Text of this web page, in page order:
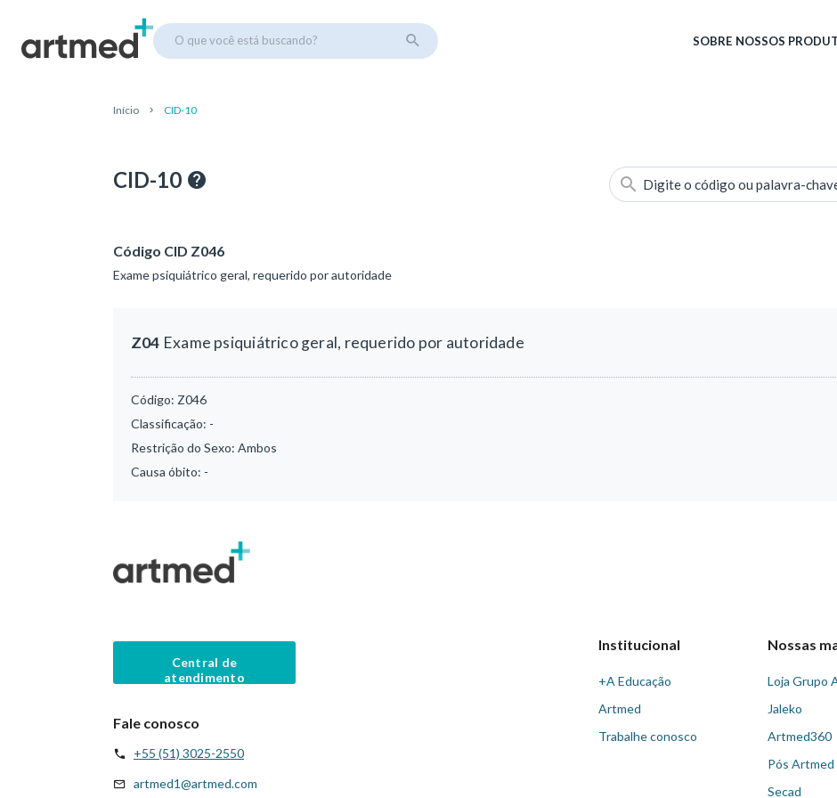
O que você está buscando? SOBRE NOSSOS
Início CID-10
CID-10 Digite o código ou palavra-
Código CID Z046
Exame psiquiátrico geral, requerido por autoridade
Z04 Exame psiquiátrico geral, requerido por autoridade
Código: Z046
Classificação: -
Restrição do Sexo: Ambos
Causa óbito: -
Central de
atendimento
Fale conosco
+55 (51) 3025-2550
artmed1@artmed.com
Institucional
+A Educação
Artmed
Trabalhe conosco
Nossas
Loja Grupo
Jaleko
Artmed360
Pós Artmed
Secad